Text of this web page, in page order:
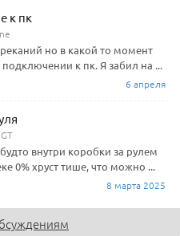
к пк
но в какой то момент
к пк. Я забил на ...
6 апреля
внутри коробки за рулем
0% хруст тише, что можно ...
8 марта 2025